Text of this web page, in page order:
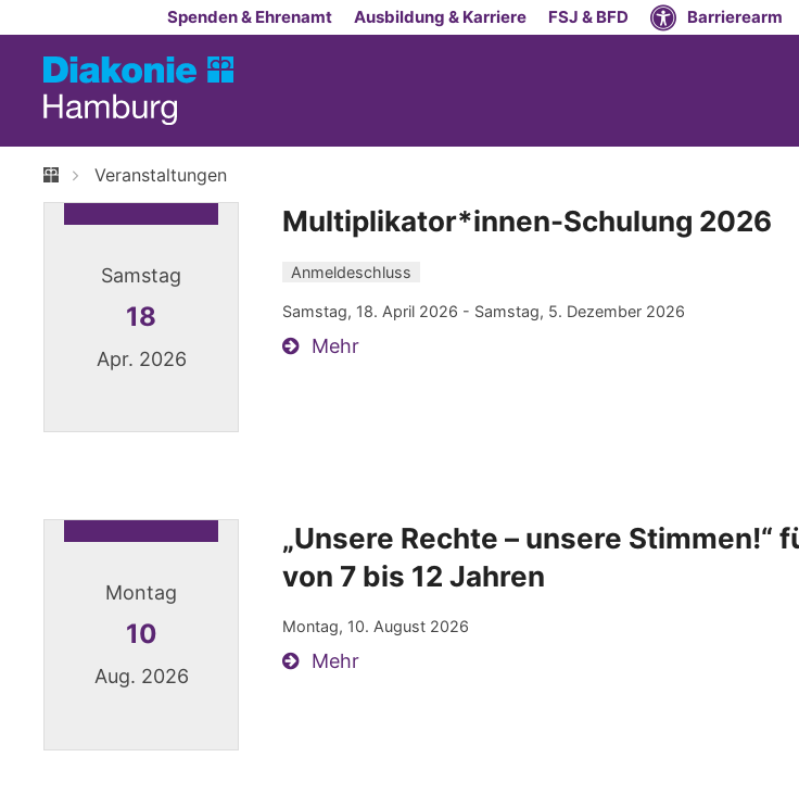
Zum Inhalt springenSpenden & Ehrenamt Ausbildung & Karriere FSJ & BFD Barrierearm
Veranstaltungen
Samstag
18
Apr. 2026
Multiplikator*innen-Schulung 2026
Anmeldeschluss
Samstag, 18. April 2026 - Samstag, 5. Dezember 2026
Mehr
Montag
10
Aug. 2026
„Unsere Rechte – unsere Stimmen!“
von 7 bis 12 Jahren
Montag, 10. August 2026
Mehr